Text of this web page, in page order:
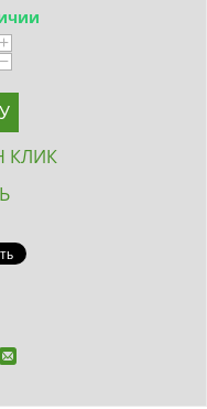
КЛИК